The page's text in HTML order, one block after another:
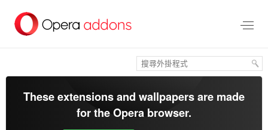
區
These extensions and wallpapers are made
for theOpera browser.